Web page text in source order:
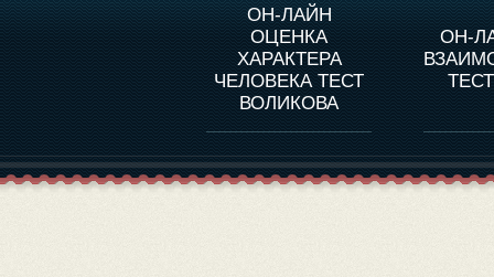
ОН-ЛАЙН
ОЦЕНКА
ХАРАКТЕРА
ЧЕЛОВЕКА ТЕСТ
ВОЛИКОВА
ОН-
О ПРОГРАММЕ
ОЦЕНКА ХАРАКТЕРA
ЧЕЛОВЕКА
ОЦЕНКА ХАРАКТЕРА
ВЫДАЮЩИХСЯ
ЛИЧНОСТЕЙ